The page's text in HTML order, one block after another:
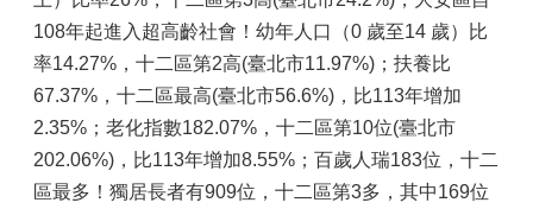
108年起進入超高齡社會！幼年人口（0 歲至14 歲）比
率14.27%，十二區第2高(臺北市11.97%)；扶養比
67.37%，十二區最高(臺北市56.6%)，比113年增加
2.35%；老化指數182.07%，十二區第10位(臺北市
202.06%)，比113年增加8.55%；百歲人瑞183位，十二
區最多！獨居長者有909位，十二區第3多，其中169位